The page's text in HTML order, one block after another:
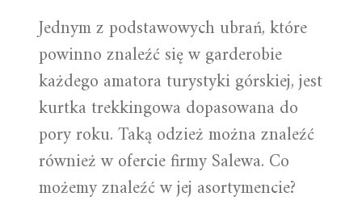
Jednym z podstawowych ubrań, które
powinno znaleźć się w garderobie
każdego amatora turystyki górskiej, jest
kurtka trekkingowa dopasowana do
pory roku. Taką odzież można znaleźć
również w ofercie firmy Salewa. Co
możemy znaleźć w jej asortymencie?